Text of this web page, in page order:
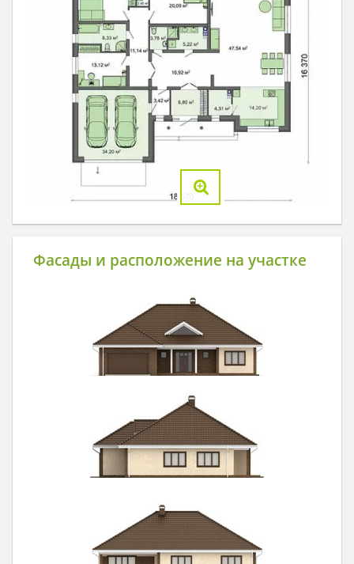
Фасады и расположение на участке